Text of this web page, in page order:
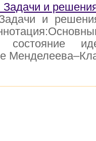
и
и
состояние